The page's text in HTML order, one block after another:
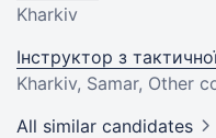
Kharkiv
Інструктор з
Kharkiv, Samar, Other
All similar candidates